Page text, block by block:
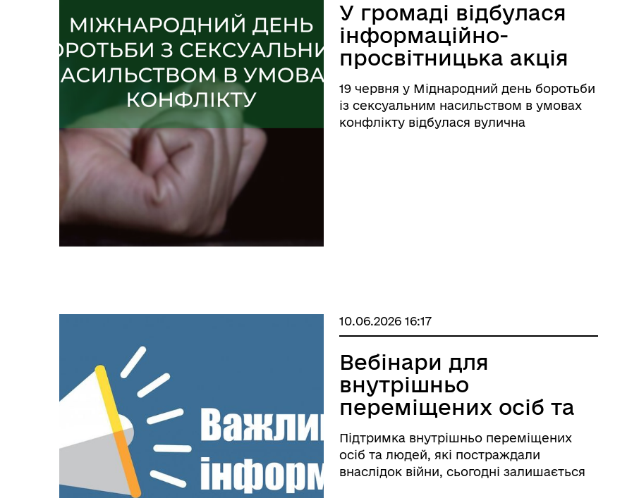
У громаді відбулася
інформаційно-
просвітницька акція
до Міжнародного
дня боротьби із
сексуальним
19 червня у Міднародний день боротьби
із сексуальним насильством в умовах
конфлікту відбулася вулична
10.06.2026 16:17
Вебінари для
внутрішньо
переміщених осіб та
осіб, які
повертаються в
Україну
Підтримка внутрішньо переміщених
осіб та людей, які постраждали
внаслідок війни, сьогодні залишається